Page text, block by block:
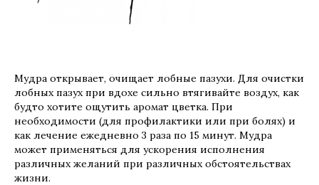
Мудра открывает, очищает лобные пазухи. Для очистки
лобных пазух при вдохе сильно втягивайте воздух, как
будто хотите ощутить аромат цветка. При
необходимости (для профилактики или при болях) и
как лечение ежедневно 3 раза по 15 минут. Мудра
может применяться для ускорения исполнения
различных желаний при различных обстоятельствах
жизни.